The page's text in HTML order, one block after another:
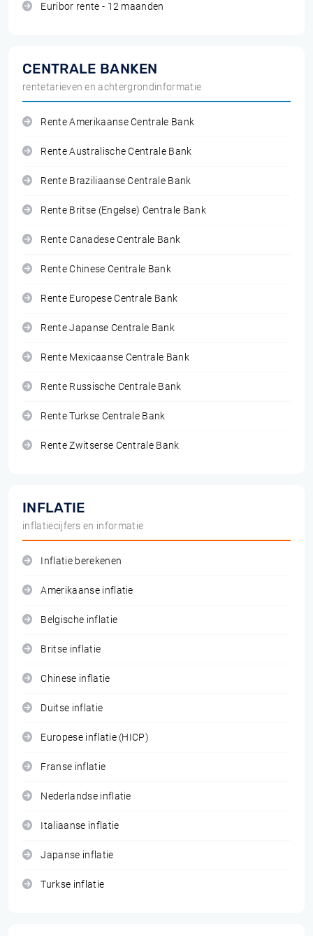
Euribor rente - 12 maanden
CENTRALE BANKEN
rentetarieven en achtergrondinformatie
Rente Amerikaanse Centrale Bank
Rente Australische Centrale Bank
Rente Braziliaanse Centrale Bank
Rente Britse (Engelse) Centrale Bank
Rente Canadese Centrale Bank
Rente Chinese Centrale Bank
Rente Europese Centrale Bank
Rente Japanse Centrale Bank
Rente Mexicaanse Centrale Bank
Rente Russische Centrale Bank
Rente Turkse Centrale Bank
Rente Zwitserse Centrale Bank
INFLATIE
inflatiecijfers en informatie
Inflatie berekenen
Amerikaanse inflatie
Belgische inflatie
Britse inflatie
Chinese inflatie
Duitse inflatie
Europese inflatie (HICP)
Franse inflatie
Nederlandse inflatie
Italiaanse inflatie
Japanse inflatie
Turkse inflatie